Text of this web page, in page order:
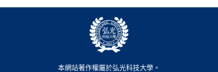
本網站著作權屬於弘光科技大學。